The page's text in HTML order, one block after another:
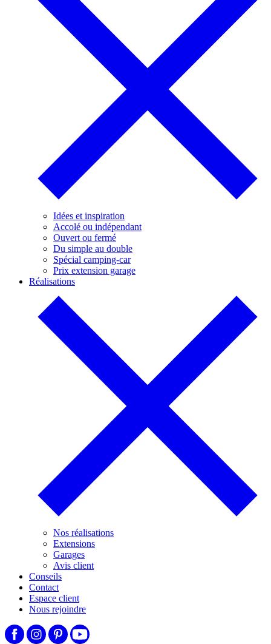
Idées et inspiration
Accolé ou indépendant
Ouvert ou fermé
Du simple au double
Spécial camping-car
Prix extension garage
Réalisations
Nos réalisations
Extensions
Garages
Avis client
Conseils
Contact
Espace client
Nous rejoindre